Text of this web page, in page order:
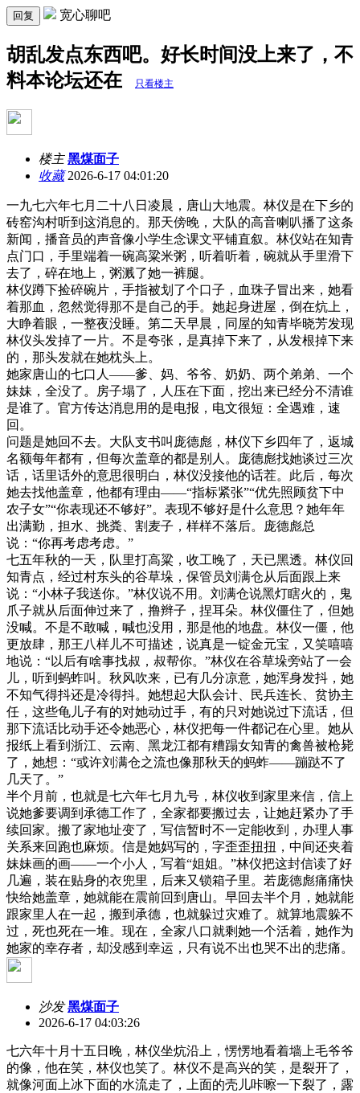
回复 宽心聊吧
胡乱发点东西吧。好长时间没上来了，不
料本论坛还在
只看楼主
楼主 黑煤面子
收藏2026-6-17 04:01:20
一九七六年七月二十八日凌晨，唐山大地震。林仪是在下乡的
砖窑沟村听到这消息的。那天傍晚，大队的高音喇叭播了这条
新闻，播音员的声音像小学生念课文平铺直叙。林仪站在知青
点门口，手里端着一碗高粱米粥，听着听着，碗就从手里滑下
去了，碎在地上，粥溅了她一裤腿。
林仪蹲下捡碎碗片，手指被划了个口子，血珠子冒出来，她看
着那血，忽然觉得那不是自己的手。她起身进屋，倒在炕上，
大睁着眼，一整夜没睡。第二天早晨，同屋的知青毕晓芳发现
林仪头发掉了一片。不是夸张，是真掉下来了，从发根掉下来
的，那头发就在她枕头上。
她家唐山的七口人——爹、妈、爷爷、奶奶、两个弟弟、一个
妹妹，全没了。房子塌了，人压在下面，挖出来已经分不清谁
是谁了。官方传达消息用的是电报，电文很短：全遇难，速
回。
问题是她回不去。大队支书叫庞德彪，林仪下乡四年了，返城
名额每年都有，但每次盖章的都是别人。庞德彪找她谈过三次
话，话里话外的意思很明白，林仪没接他的话茬。此后，每次
她去找他盖章，他都有理由——“指标紧张”“优先照顾贫下中
农子女”“你表现还不够好”。表现不够好是什么意思？她年年
出满勤，担水、挑粪、割麦子，样样不落后。庞德彪总
说：“你再考虑考虑。”
七五年秋的一天，队里打高粱，收工晚了，天已黑透。林仪回
知青点，经过村东头的谷草垛，保管员刘满仓从后面跟上来
说：“小林子我送你。”林仪说不用。刘满仓说黑灯瞎火的，鬼
爪子就从后面伸过来了，撸辫子，捏耳朵。林仪僵住了，但她
没喊。不是不敢喊，喊也没用，那是他的地盘。林仪一僵，他
更放肆，那王八样儿不可描述，说真是一锭金元宝，又笑嘻嘻
地说：“以后有啥事找叔，叔帮你。”林仪在谷草垛旁站了一会
儿，听到蚂蚱叫。秋风吹来，已有几分凉意，她浑身发抖，她
不知气得抖还是冷得抖。她想起大队会计、民兵连长、贫协主
任，这些龟儿子有的对她动过手，有的只对她说过下流话，但
那下流话比动手还令她恶心，林仪把每一件都记在心里。她从
报纸上看到浙江、云南、黑龙江都有糟蹋女知青的禽兽被枪毙
了，她想：“或许刘满仓之流也像那秋天的蚂蚱——蹦跶不了
几天了。”
半个月前，也就是七六年七月九号，林仪收到家里来信，信上
说她爹要调到承德工作了，全家都要搬过去，让她赶紧办了手
续回家。搬了家地址变了，写信暂时不一定能收到，办理人事
关系来回跑也麻烦。信是她妈写的，字歪歪扭扭，中间还夹着
妹妹画的画——一个小人，写着“姐姐。”林仪把这封信读了好
几遍，装在贴身的衣兜里，后来又锁箱子里。若庞德彪痛痛快
快给她盖章，她就能在震前回到唐山。早回去半个月，她就能
跟家里人在一起，搬到承德，也就躲过灾难了。就算地震躲不
过，死也死在一堆。现在，全家八口就剩她一个活着，她作为
她家的幸存者，却没感到幸运，只有说不出也哭不出的悲痛。
沙发 黑煤面子
2026-6-17 04:03:26
七六年十月十五日晚，林仪坐炕沿上，愣愣地看着墙上毛爷爷
的像，他在笑，林仪也笑了。林仪不是高兴的笑，是裂开了，
就像河面上冰下面的水流走了，上面的壳儿咔嚓一下裂了，露